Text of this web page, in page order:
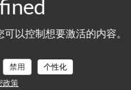
以控制想要激活的内容。
禁用
个性化
政策